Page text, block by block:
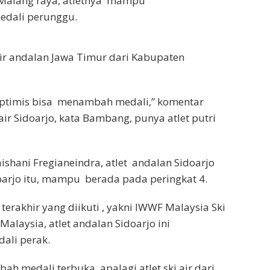
perunggu.
andalan Jawa Timur dari Kabupaten
bisa menambah medali,” komentar
Sidoarjo, kata Bambang, punya atlet putri
Fregianeindra, atlet andalan Sidoarjo
itu, mampu berada pada peringkat 4.
yang diikuti , yakni IWWF Malaysia Ski
atlet andalan Sidoarjo ini
perak.